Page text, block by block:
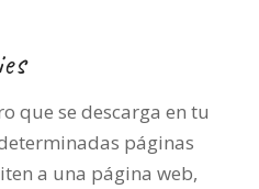
que se descarga en tu
páginas
a una página web,